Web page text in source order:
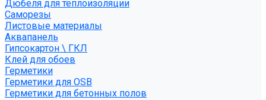
Дюбеля для теплоизоляции
Саморезы
Листовые материалы
Аквапанель
Гипсокартон \ ГКЛ
Клей для обоев
Герметики
Герметики для OSB
Герметики для бетонных полов